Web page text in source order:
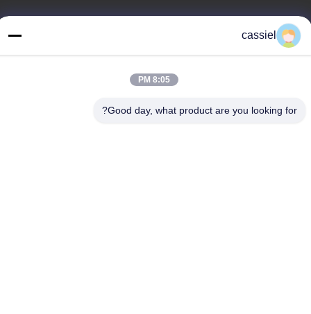
العنوان
الهاتف
cassiel
8:05 PM
Good day, what product are you looking for?